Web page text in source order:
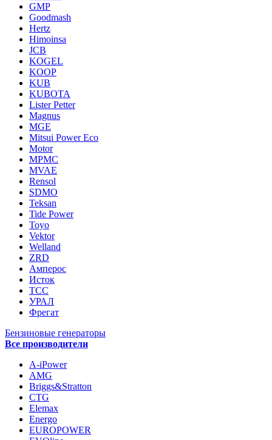
GMP
Goodmash
Hertz
Himoinsa
JCB
KOGEL
KOOP
KUB
KUBOTA
Lister Petter
Magnus
MGE
Mitsui Power Eco
Motor
MPMC
MVAE
Rensol
SDMO
Teksan
Tide Power
Toyo
Vektor
Welland
ZRD
Амперос
Исток
ТСС
УРАЛ
Фрегат
Бензиновые генераторы
Все производители
A-iPower
AMG
Briggs&Stratton
CTG
Elemax
Energo
EUROPOWER